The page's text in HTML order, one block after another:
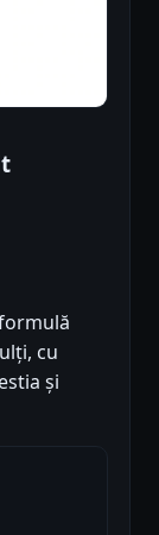
cu
și